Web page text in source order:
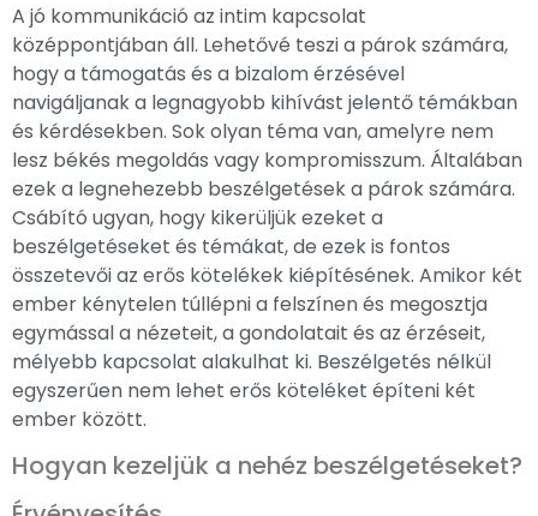
A jó kommunikáció az intim kapcsolat
középpontjában áll. Lehetővé teszi a párok számára,
hogy a támogatás és a bizalom érzésével
navigáljanak a legnagyobb kihívást jelentő témákban
és kérdésekben. Sok olyan téma van, amelyre nem
lesz békés megoldás vagy kompromisszum. Általában
ezek a legnehezebb beszélgetések a párok számára.
Csábító ugyan, hogy kikerüljük ezeket a
beszélgetéseket és témákat, de ezek is fontos
összetevői az erős kötelékek kiépítésének. Amikor két
ember kénytelen túllépni a felszínen és megosztja
egymással a nézeteit, a gondolatait és az érzéseit,
mélyebb kapcsolat alakulhat ki. Beszélgetés nélkül
egyszerűen nem lehet erős köteléket építeni két
ember között.
Hogyan kezeljük a nehéz beszélgetéseket?